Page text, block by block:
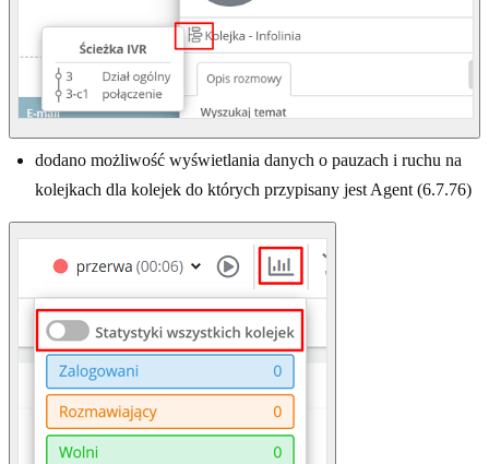
dodano możliwość wyświetlania danych o pauzach i ruchu na
kolejkach dla kolejek do których przypisany jest Agent (6.7.76)